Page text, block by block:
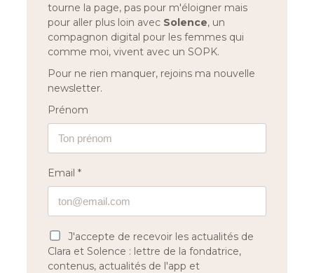
tourne la page, pas pour m'éloigner mais
pour aller plus loin avec Solence, un
compagnon digital pour les femmes qui
comme moi, vivent avec un SOPK.
Pour ne rien manquer, rejoins ma nouvelle
newsletter.
Prénom
Email *
J'accepte de recevoir les actualités de
Clara et Solence : lettre de la fondatrice,
contenus, actualités de l'app et